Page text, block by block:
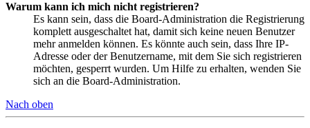
Warum kann ich mich nicht registrieren?
Es kann sein, dass die Board-Administration die Registrierung
komplett ausgeschaltet hat, damit sich keine neuen Benutzer
mehr anmelden können. Es könnte auch sein, dass Ihre IP-
Adresse oder der Benutzername, mit dem Sie sich registrieren
möchten, gesperrt wurden. Um Hilfe zu erhalten, wenden Sie
sich an die Board-Administration.
Nach oben